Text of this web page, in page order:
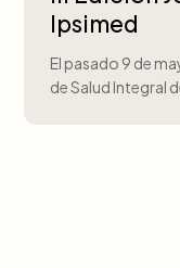
Ipsimed
El pasado 9 de
de Salud Integral